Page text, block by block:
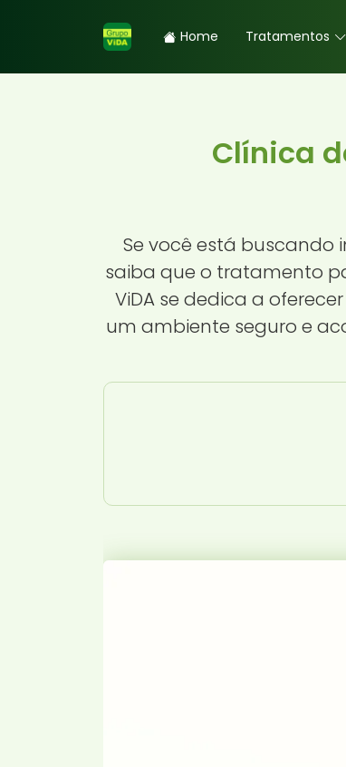
Home Tratamentos
Clínica
Se você está buscando
saiba que o tratamento
ViDA se dedica a
um ambiente seguro e